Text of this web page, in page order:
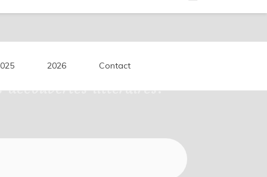
découvertes littéraires.
2026 Contact